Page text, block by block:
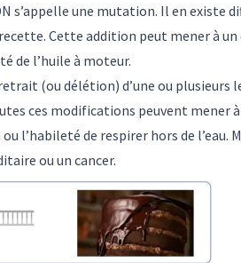
s’appelle une mutation. Il en existe
Cette addition peut mener à
de l’huile à moteur.
(ou délétion) d’une ou
ces modifications peuvent mener
l’habileté de respirer hors de
ou un cancer.